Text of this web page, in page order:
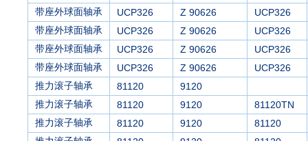
带座外球面轴承
UCP326 Z 90626
UCP326
带座外球面轴承
UCP326 Z 90626
UCP326
带座外球面轴承
UCP326 Z 90626
UCP326
带座外球面轴承
UCP326 Z 90626
UCP326
推力滚子轴承
81120
9120
推力滚子轴承
81120 9120
81120TN
推力滚子轴承
81120 9120
81120